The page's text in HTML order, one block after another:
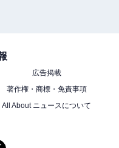
広告掲載
著作権・商標・免責事項
All About ニュースについて